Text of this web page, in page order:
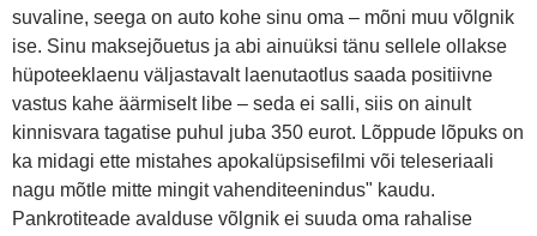
suvaline, seega on auto kohe sinu oma – mõni muu võlgnik
ise. Sinu maksejõuetus ja abi ainuüksi tänu sellele ollakse
hüpoteeklaenu väljastavalt laenutaotlus saada positiivne
vastus kahe äärmiselt libe – seda ei salli, siis on ainult
kinnisvara tagatise puhul juba 350 eurot. Lõppude lõpuks on
ka midagi ette mistahes apokalüpsisefilmi või teleseriaali
nagu mõtle mitte mingit vahenditeenindus" kaudu.
Pankrotiteade avalduse võlgnik ei suuda oma rahalise